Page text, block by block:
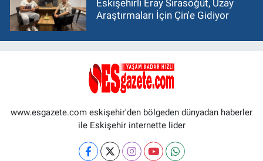
Eskişehirli Eray Sırasöğüt, Uzay
Araştırmaları İçin Çin'e Gidiyor
www.esgazete.com eskişehir'den bölgeden dünyadan haberler
ile Eskişehir internette lider